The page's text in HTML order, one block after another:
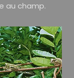
au champ.